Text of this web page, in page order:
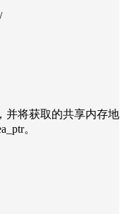
并将获取的共享内存地
。